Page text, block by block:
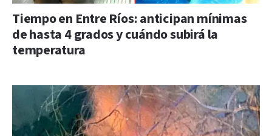
Tiempo en Entre Ríos: anticipan mínimas
de hasta 4 grados y cuándo subirá la
temperatura